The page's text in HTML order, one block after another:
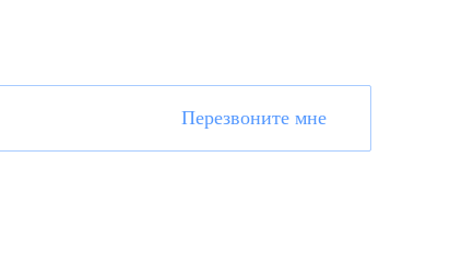
Перезвоните мне